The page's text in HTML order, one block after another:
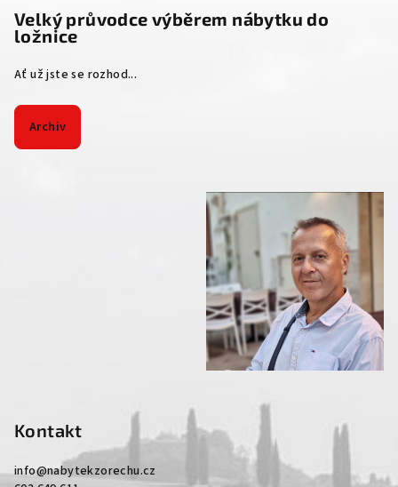
Velký průvodce výběrem nábytku do
ložnice
Ať už jste se rozhod...
Archiv
Kontakt
info@nabytekzorechu.cz